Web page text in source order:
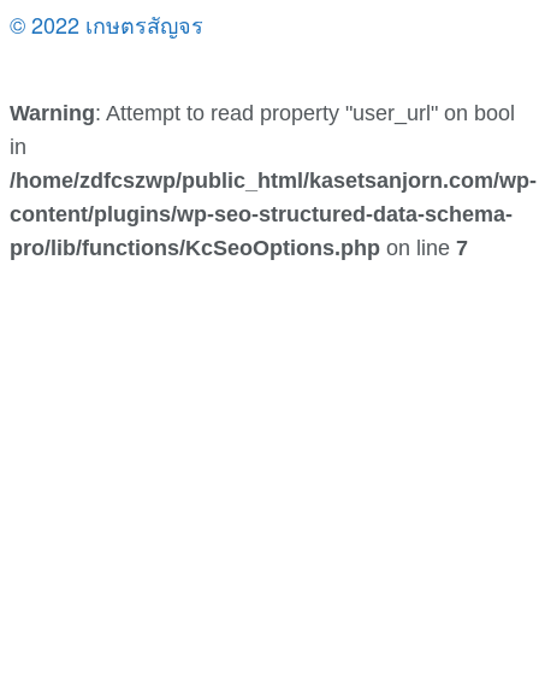
© 2022 เกษตรสัญจร
Warning: Attempt to read property "user_url" on bool
in
/home/zdfcszwp/public_html/kasetsanjorn.com/wp-
content/plugins/wp-seo-structured-data-schema-
pro/lib/functions/KcSeoOptions.php on line 7